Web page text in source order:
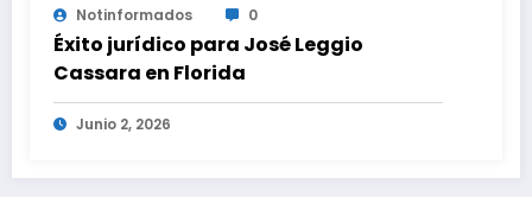
Notinformados 0
Éxito jurídico para José Leggio
Cassara en Florida
Junio 2, 2026